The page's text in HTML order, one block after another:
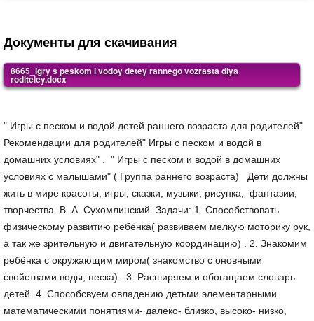
Документы для скачивания
8665_Igry s peskom i vodoy detey rannego vozrasta dlya
roditeley.docx
" Игры с песком и водой детей раннего возраста для родителей"
Рекомендации для родителей" Игры с песком и водой в
домашних условиях" . " Игры с песком и водой в домашних
условиях с малышами" ( Группа раннего возраста) Дети должны
жить в мире красоты, игры, сказки, музыки, рисунка, фантазии,
творчества. В. А. Сухомлинский. Задачи: 1. Способствовать
физическому развитию ребёнка( развиваем мелкую моторику рук,
а так же зрительную и двигательную координацию) . 2. Знакомим
ребёнка с окружающим миром( знакомство с оновными
свойствами воды, песка) . 3. Расширяем и обогащаем словарь
детей. 4. Способсвуем овладению детьми элементарными
математическими понятиями- далеко- близко, высоко- низко,